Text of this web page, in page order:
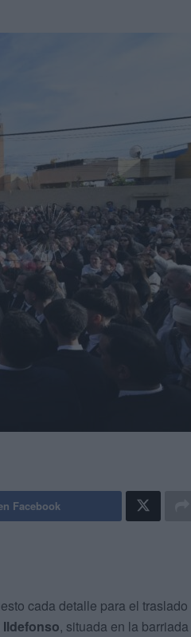
Facebook
cada detalle para el traslado
Ildefonso, situada en la barriada